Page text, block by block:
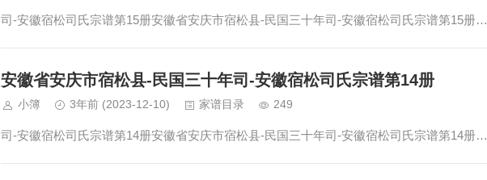
司-安徽宿松司氏宗谱第15册安徽省安庆市宿松县-民国三十年司-安徽宿松司氏宗谱第15册…
安徽省安庆市宿松县-民国三十年司-安徽宿松司氏宗谱第14册
小簿 3年前 (2023-12-10) 家谱目录 249
司-安徽宿松司氏宗谱第14册安徽省安庆市宿松县-民国三十年司-安徽宿松司氏宗谱第14册…